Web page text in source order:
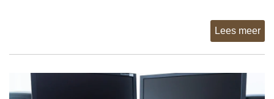
Lees meer